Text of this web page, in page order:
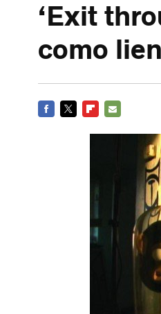
‘Exit
como